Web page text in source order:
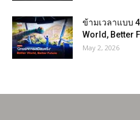
ข้ามเวลาแบบ
World, Better
May 2, 2026